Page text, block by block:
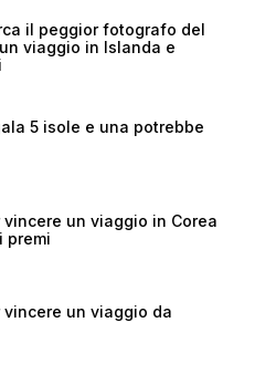
il peggior fotografo del
viaggio in Islanda e
5 isole e una potrebbe
vincere un viaggio in Corea
premi
vincere un viaggio da